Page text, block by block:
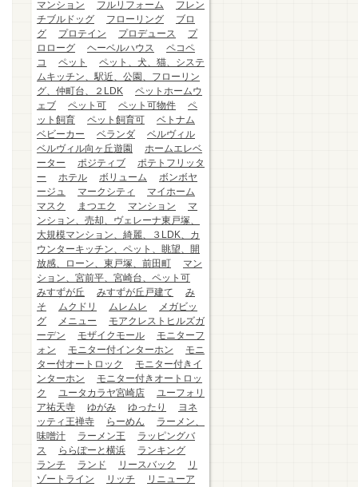
マンション フルリフォーム
フレン
チブルドッグ
フローリング
ブロ
グ
プロテイン プロデュース
プ
ロローグ
ヘーベルハウス
ペコペ
コ
ペット
ペット、犬、猫、システ
ムキッチン、駅近、公園、フローリン
グ、仲町台、２LDK
ペットホームウ
ェブ
ペット可 ペット可物件
ペ
ット飼育
ペット飼育可
ベトナム
ベビーカー
ベランダ
ベルヴィル
ベルヴィル向ヶ丘遊園
ホームエレベ
ーター
ポジティブ
ポテトフリッタ
ー
ホテル ボリューム
ボンボヤ
ージュ
マークシティ
マイホーム
マスク
まつエク マンション
マ
ンション、売却、ヴェレーナ東戸塚、
大規模マンション、綺麗、３LDK、カ
ウンターキッチン、ペット、眺望、開
放感、ローン、東戸塚、前田町
マン
ション、宮前平、宮崎台、ペット可
みすずが丘
みすずが丘戸建て
み
そ
ムクドリ ムレムレ
メガビッ
グ
メニュー
モアクレストヒルズガ
ーデン
モザイクモール
モニターフ
ォン
モニター付インターホン
モニ
ター付オートロック
モニター付きイ
ンターホン
モニター付きオートロッ
ク
ユータカラヤ宮崎店
ユーフォリ
ア祐天寺
ゆがみ ゆったり
ヨネ
ッティ王禅寺
らーめん
ラーメン、
味噌汁
ラーメン王
ラッピングバ
ス
ららぽーと横浜
ランキング
ランチ
ランド リースバック
リ
ゾートライン
リッチ
リニューア